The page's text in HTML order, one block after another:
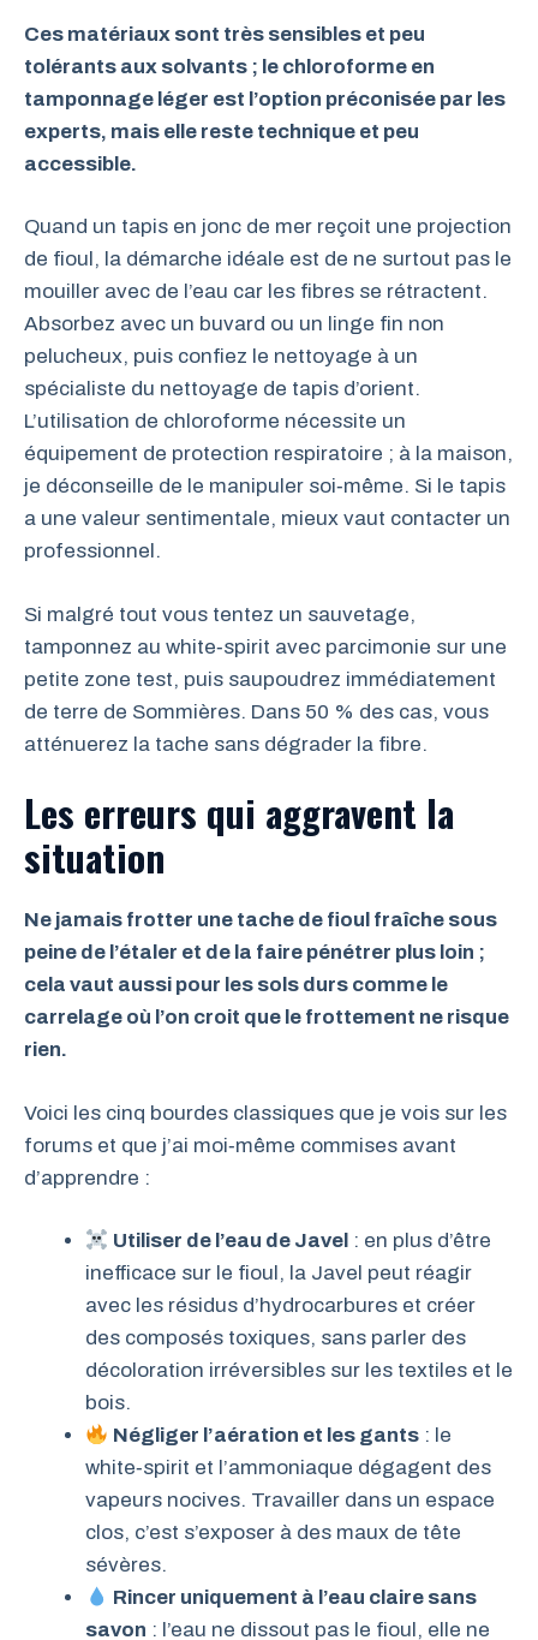
Ces matériaux sont très sensibles et peu
tolérants aux solvants ; le chloroforme en
tamponnage léger est l’option préconisée par les
experts, mais elle reste technique et peu
accessible.
Quand un tapis en jonc de mer reçoit une projection
de fioul, la démarche idéale est de ne surtout pas le
mouiller avec de l’eau car les fibres se rétractent.
Absorbez avec un buvard ou un linge fin non
pelucheux, puis confiez le nettoyage à un
spécialiste du nettoyage de tapis d’orient.
L’utilisation de chloroforme nécessite un
équipement de protection respiratoire ; à la maison,
je déconseille de le manipuler soi‑même. Si le tapis
a une valeur sentimentale, mieux vaut contacter un
professionnel.
Si malgré tout vous tentez un sauvetage,
tamponnez au white‑spirit avec parcimonie sur une
petite zone test, puis saupoudrez immédiatement
de terre de Sommières. Dans 50 % des cas, vous
atténuerez la tache sans dégrader la fibre.
Les erreurs qui aggravent la
situation
Ne jamais frotter une tache de fioul fraîche sous
peine de l’étaler et de la faire pénétrer plus loin ;
cela vaut aussi pour les sols durs comme le
carrelage où l’on croit que le frottement ne risque
rien.
Voici les cinq bourdes classiques que je vois sur les
forums et que j’ai moi‑même commises avant
d’apprendre :
Utiliser de l’eau de Javel : en plus d’être
inefficace sur le fioul, la Javel peut réagir
avec les résidus d’hydrocarbures et créer
des composés toxiques, sans parler des
décoloration irréversibles sur les textiles et le
bois.
Négliger l’aération et les gants : le
white‑spirit et l’ammoniaque dégagent des
vapeurs nocives. Travailler dans un espace
clos, c’est s’exposer à des maux de tête
sévères.
Rincer uniquement à l’eau claire sans
savon : l’eau ne dissout pas le fioul, elle ne